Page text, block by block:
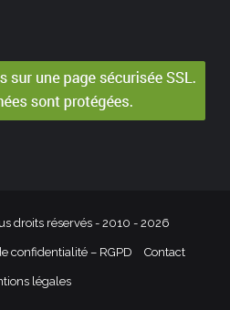
droits réservés - 2010 - 2026
confidentialité – RGPD Contact
légales